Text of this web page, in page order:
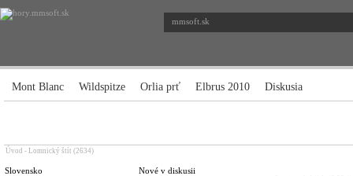
mmsoft.sk
Mont Blanc Wildspitze Orlia prť Elbrus 2010 Diskusia
Úvod - Lomnický štít (2634)
Slovensko
Nové v diskusii